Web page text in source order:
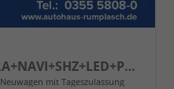
Business MAN6+KAMERA+NAVI+SHZ+LED+PDC+TEMPOMAT
Neuwagen mit Tageszulassung